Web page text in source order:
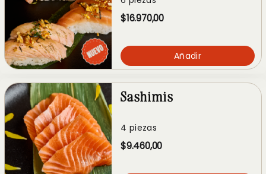
$16.970,00
Añadir
Sashimis
4 piezas
$9.460,00